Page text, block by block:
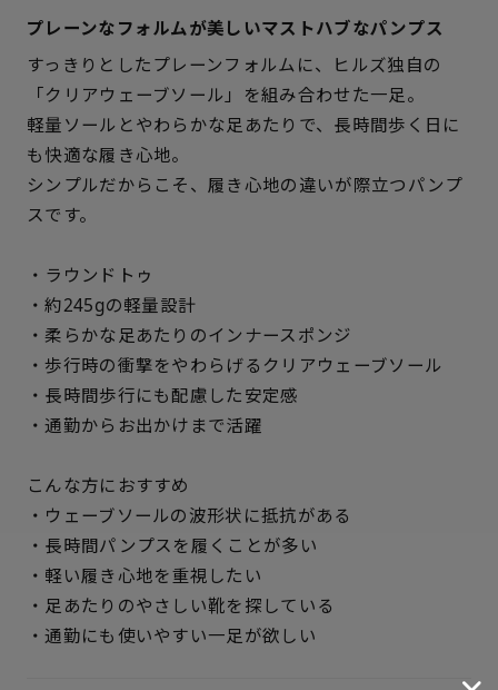
サイズを選択してください
21.5cm 入荷お知らせ
プレーンなフォルムが美しいマストハブなパンプス
すっきりとしたプレーンフォルムに、ヒルズ独自の
「クリアウェーブソール」を組み合わせた一足。
軽量ソールとやわらかな足あたりで、長時間歩く日に
も快適な履き心地。
シンプルだからこそ、履き心地の違いが際立つパンプ
スです。
・ラウンドトゥ
・約245gの軽量設計
・柔らかな足あたりのインナースポンジ
・歩行時の衝撃をやわらげるクリアウェーブソール
・長時間歩行にも配慮した安定感
・通勤からお出かけまで活躍
こんな方におすすめ
・ウェーブソールの波形状に抵抗がある
・長時間パンプスを履くことが多い
・軽い履き心地を重視したい
・足あたりのやさしい靴を探している
・通勤にも使いやすい一足が欲しい